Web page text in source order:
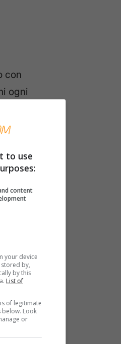
con
ogni
i
4
del
to use
content
your device
by,
by this
List of
of legitimate
below. Look
or